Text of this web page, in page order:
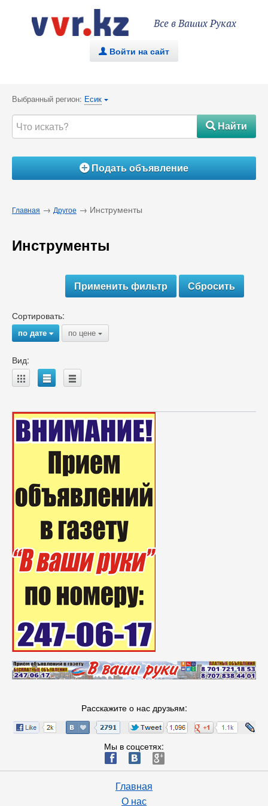
Все в Ваших Руках
. Войти на сайт
Выбранный регион: Есик {
#Найти
ÁПодать объявление
Главная → Другое → Инструменты
Инструменты
Сортировать:
по дате{ по цене {
Вид:
A B C
Расскажите о нас друзьям:
Мы в соцсетях:
ä æ è
Главная
О нас